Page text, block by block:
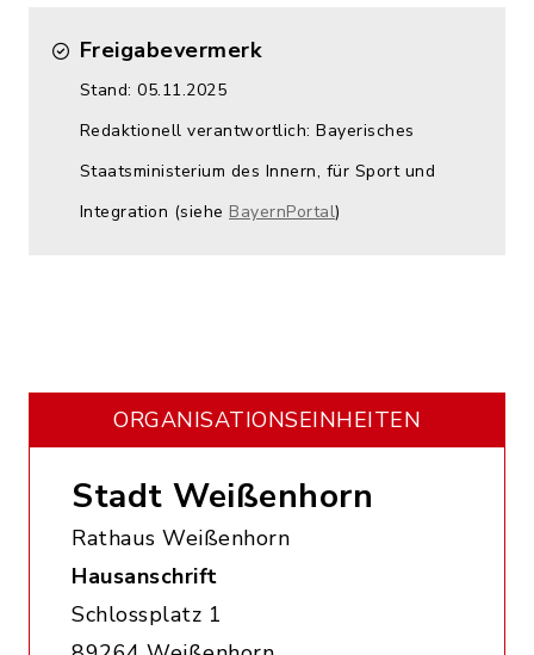
Freigabevermerk
Stand: 05.11.2025
Redaktionell verantwortlich: Bayerisches
Staatsministerium des Innern, für Sport und
Integration (siehe BayernPortal)
ORGANISATIONS­EINHEITEN
Stadt Weißenhorn
Rathaus Weißenhorn
Hausanschrift
Schlossplatz 1